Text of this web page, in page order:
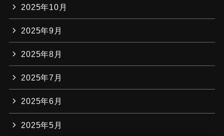
2025年10月
2025年9月
2025年8月
2025年7月
2025年6月
2025年5月